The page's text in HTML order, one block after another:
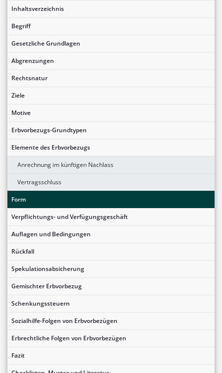
Inhaltsverzeichnis
Begriff
Gesetzliche Grundlagen
Abgrenzungen
Rechtsnatur
Ziele
Motive
Erbvorbezugs-Grundtypen
Elemente des Erbvorbezugs
Anrechnung im künftigen Nachlass
Vertragsschluss
Form
Verpflichtungs- und Verfügungsgeschäft
Auflagen und Bedingungen
Rückfall
Spekulationsabsicherung
Gemischter Erbvorbezug
Schenkungssteuern
Sozialhilfe-Folgen von Erbvorbezügen
Erbrechtliche Folgen von Erbvorbezügen
Fazit